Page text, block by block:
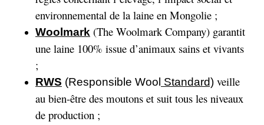
environnemental de la laine en Mongolie ;
Woolmark (The Woolmark Company) garantit
une laine 100% issue d’animaux sains et vivants
;
RWS (Responsible Wool Standard) veille
au bien-être des moutons et suit tous les niveaux
de production ;